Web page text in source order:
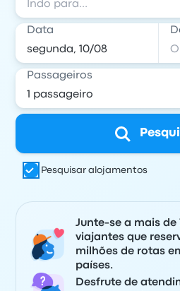
Data
Passageiros
Pesquisar alojamentos
Junte-se a mais de
viajantes que
milhões de rotas
países.
Desfrute de